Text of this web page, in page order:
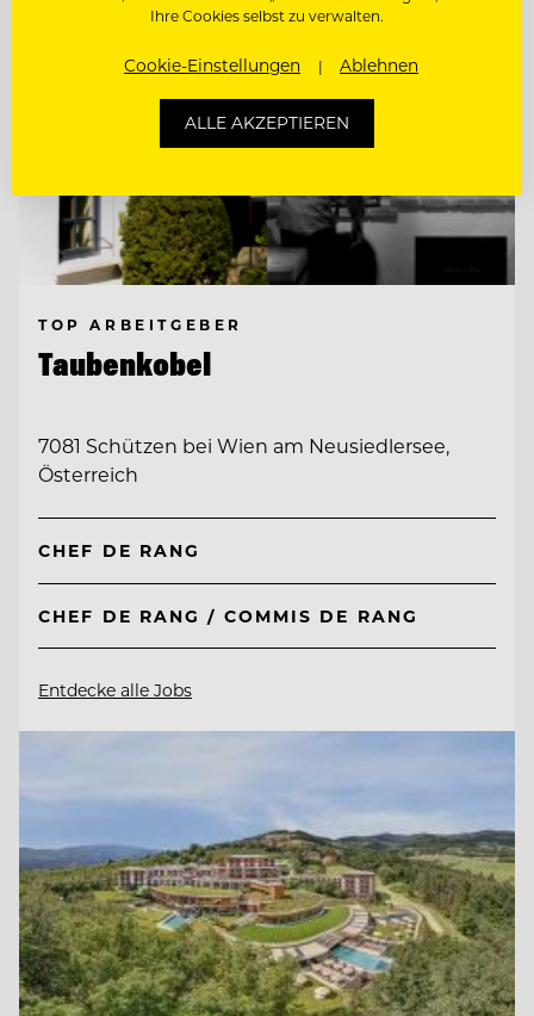
TOP ARBEITGEBER
Taubenkobel
7081 Schützen bei Wien am Neusiedlersee,
Österreich
CHEF DE RANG
CHEF DE RANG / COMMIS DE RANG
Entdecke alle Jobs
Ihre Cookies selbst zu verwalten.
Cookie-Einstellungen Ablehnen
ALLE AKZEPTIEREN